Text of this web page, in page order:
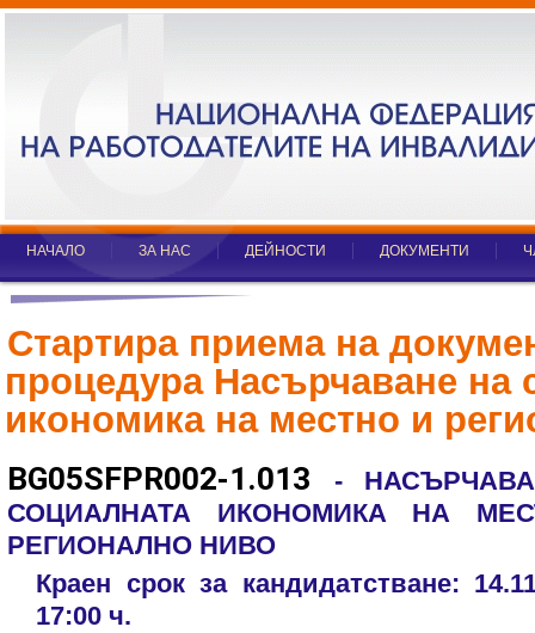
НАЧАЛО ЗА НАС ДЕЙНОСТИ ДОКУМЕНТИ
Стартира приема на
процедура Насърчаване на
икономика на местно и
BG05SFPR002-1.013
-
СОЦИАЛНАТА ИКОНОМИКА НА
РЕГИОНАЛНО НИВО
Краен срок за кандидатстване:
17:00 ч.